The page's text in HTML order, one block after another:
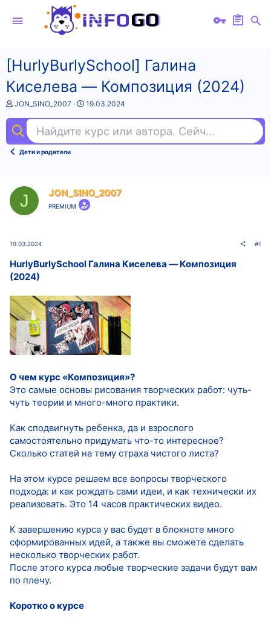
[HurlyBurlySchool] Галина
Киселева ― Композиция (2024)
А
т
о
т
JON_SINO_2007
Д
а
н
а
19.03.2024
Найдите курс или автора. Сейчас ищут
Дети и родители
J JON_SINO_2007
PREMIUM
19.03.2024 #1
HurlyBurlySchool Галина Киселева ― Композиция
(2024)
О чем курс «Композиция»?
Это самые основы рисования творческих работ: чуть-
чуть теории и много-много практики.
Как сподвигнуть ребенка, да и взрослого
самостоятельно придумать что-то интересное?
Сколько статей на тему страха чистого листа?
На этом курсе решаем все вопросы творческого
подхода: и как рождать сами идеи, и как технически их
реализовать. Это 14 часов практических видео.
К завершению курса у вас будет в блокноте много
сформированных идей, а также вы сможете сделать
несколько творческих работ.
После этого курса любые творческие задачи будут вам
по плечу.
Коротко о курсе